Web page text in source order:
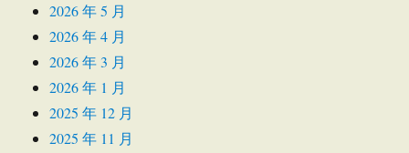
2026 年 5 月
2026 年 4 月
2026 年 3 月
2026 年 1 月
2025 年 12 月
2025 年 11 月